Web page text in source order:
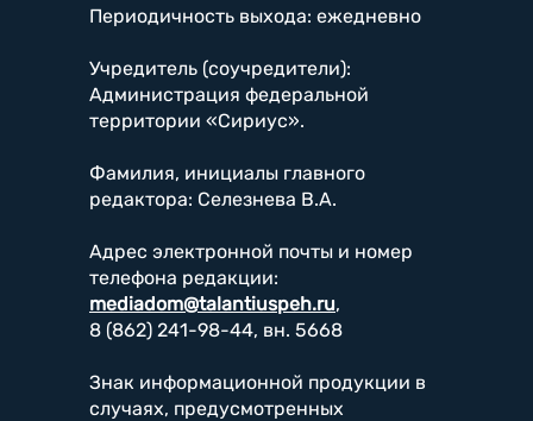
Периодичность выхода: ежедневно
Учредитель (соучредители):
Администрация федеральной
территории «Сириус».
Фамилия, инициалы главного
редактора: Селезнева В.А.
Адрес электронной почты и номер
телефона редакции:
mediadom@talantiuspeh.ru,
8 (862) 241-98-44, вн. 5668
Знак информационной продукции в
случаях, предусмотренных